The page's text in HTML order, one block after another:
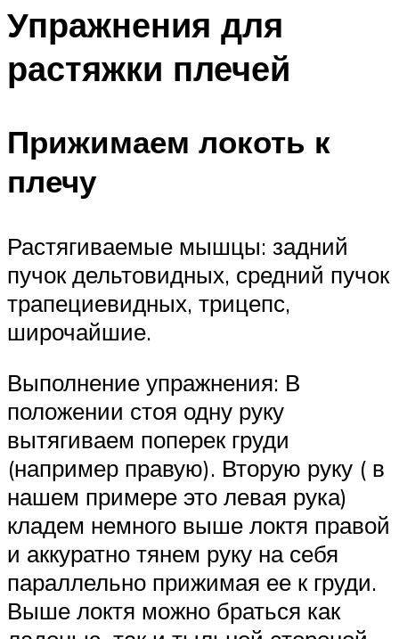
Упражнения для
растяжки плечей
Прижимаем локоть к
плечу
Растягиваемые мышцы: задний
пучок дельтовидных, средний пучок
трапециевидных, трицепс,
широчайшие.
Выполнение упражнения: В
положении стоя одну руку
вытягиваем поперек груди
(например правую). Вторую руку ( в
нашем примере это левая рука)
кладем немного выше локтя правой
и аккуратно тянем руку на себя
параллельно прижимая ее к груди.
Выше локтя можно браться как